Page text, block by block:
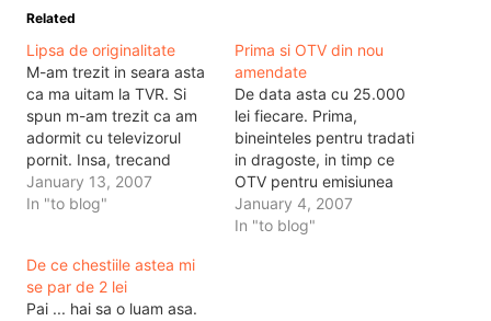
Related
Lipsa de originalitate
M-am trezit in seara asta
ca ma uitam la TVR. Si
spun m-am trezit ca am
adormit cu televizorul
pornit. Insa, trecand
peste jurnalele de stiri in
care se nimeresc cadre
cu decalaj intre sunet si
imagine, sau care intra
pe…
January 13, 2007
In "to blog"
Prima si OTV din nou
amendate
De data asta cu 25.000
lei fiecare. Prima,
bineinteles pentru tradati
in dragoste, in timp ce
OTV pentru emisiunea
unui clarvazator care
facea preziceri in direct.
January 4, 2007
In "to blog"
De ce chestiile astea mi
se par de 2 lei
Pai ... hai sa o luam asa.